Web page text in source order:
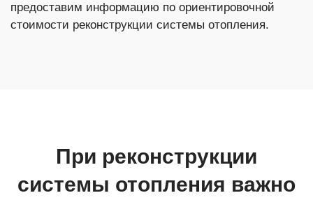
предоставим информацию по ориентировочной
стоимости реконструкции системы отопления.
При реконструкции
системы отопления важно